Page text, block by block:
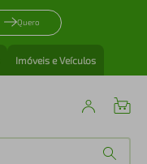
Quero
Imóveis e Veículos